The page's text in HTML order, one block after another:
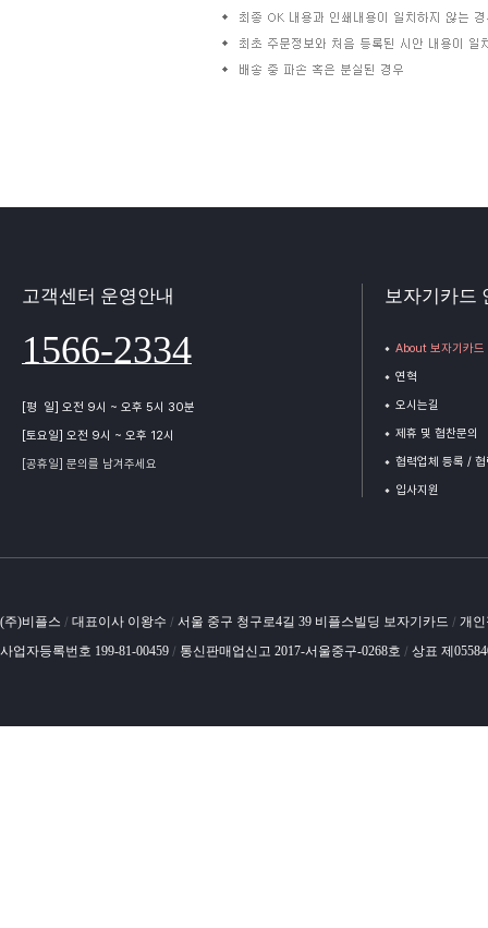
고객센터 운영안내
1566-2334
[평 일] 오전 9시 ~ 오후 5시 30분
[토요일] 오전 9시 ~ 오후 12시
[공휴일] 문의를 남겨주세요
보자기카드
About 보자기카드
연혁
오시는길
제휴 및 협찬문의
협력업체 등록 /
입사지원
(주)비플스 / 대표이사 이왕수 / 서울 중구 청구로4길 39 비플스빌딩 보자기카드 / 개
사업자등록번호 199-81-00459 / 통신판매업신고 2017-서울중구-0268호 / 상표 제